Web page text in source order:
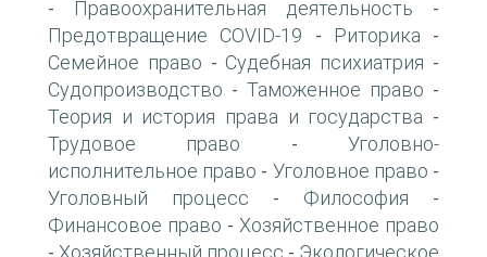
- Правоохранительная деятельность -
Предотвращение COVID-19 - Риторика -
Семейное право - Судебная психиатрия -
Судопроизводство - Таможенное право -
Теория и история права и государства -
Трудовое право -Уголовно-
исполнительное право - Уголовное право -
Уголовный процесс - Философия -
Финансовое право - Хозяйственное право
Хозяйственный процесс Экологическое